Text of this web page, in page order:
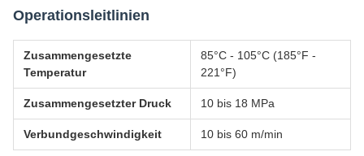
Operationsleitlinien
Zusammengesetzte
Temperatur
85°C - 105°C (185°F -
221°F)
Zusammengesetzter Druck 10 bis 18 MPa
Verbundgeschwindigkeit 10 bis 60 m/min